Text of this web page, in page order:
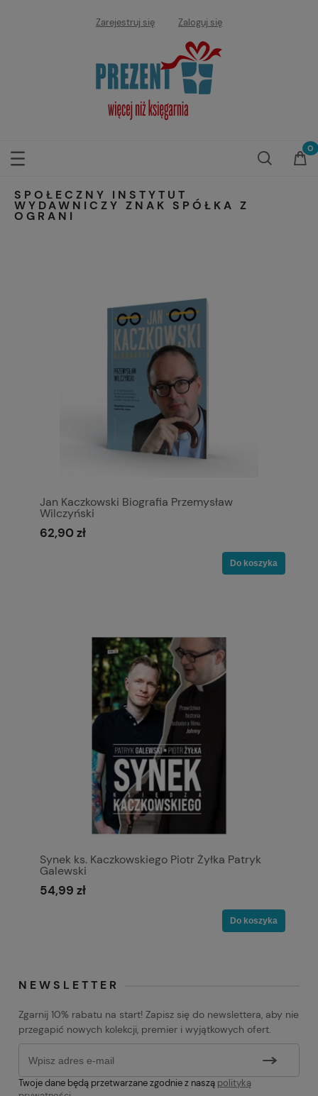
Zarejestruj się Zaloguj się
SPOŁECZNY INSTYTUT
WYDAWNICZY ZNAK SPÓŁKA Z
OGRANI
Jan Kaczkowski Biografia Przemysław
Wilczyński
62,90 zł
Do koszyka
Synek ks. Kaczkowskiego Piotr Żyłka Patryk
Galewski
54,99 zł
Do koszyka
NEWSLETTER
Zgarnij 10% rabatu na start! Zapisz się do newslettera, aby nie
przegapić nowych kolekcji, premier i wyjątkowych ofert.
Twoje dane będą przetwarzane zgodnie z naszą polityką